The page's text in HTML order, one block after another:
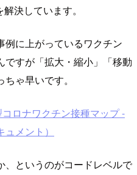
決しています。
例に上がっているワクチン
ですが「拡大・縮小」「移動
ゃ早いです。
コロナワクチン接種マップ -
メント）
、というのがコードレベルで